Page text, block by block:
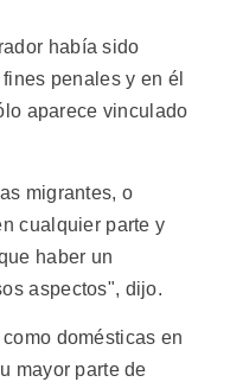
había sido
penales y en él
aparece vinculado
migrantes, o
cualquier parte y
haber un
aspectos", dijo.
domésticas en
mayor parte de